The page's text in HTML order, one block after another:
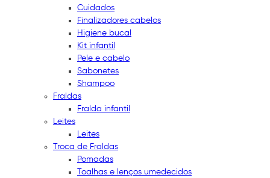
Cuidados
Finalizadores cabelos
Higiene bucal
Kit infantil
Pele e cabelo
Sabonetes
Shampoo
Fraldas
Fralda infantil
Leites
Leites
Troca de Fraldas
Pomadas
Toalhas e lenços umedecidos